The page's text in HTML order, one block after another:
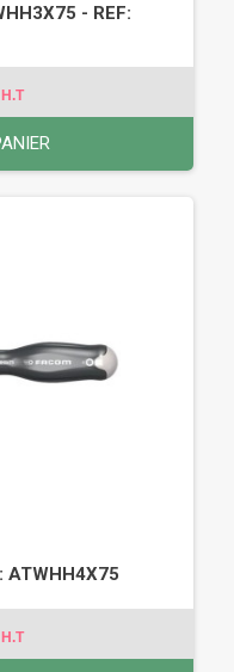
- REF:
H.T
ATWHH4X75
H.T